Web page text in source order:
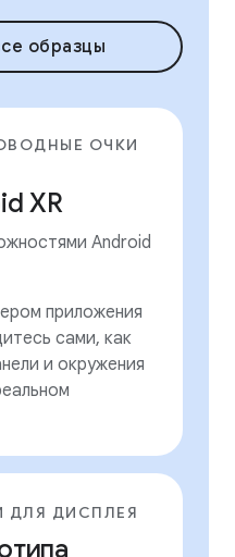
образцы
ОЧКИ
XR
Android
приложения
сами, как
и окружения
ДЛЯ ДИСПЛЕЯ